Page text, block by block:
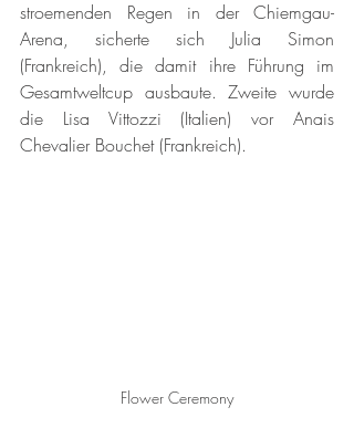
stroemenden Regen in der Chiemgau-
Arena, sicherte sich Julia Simon
(Frankreich), die damit ihre Führung im
Gesamtweltcup ausbaute. Zweite wurde
die Lisa Vittozzi (Italien) vor Anais
Chevalier Bouchet (Frankreich).
Flower Ceremony